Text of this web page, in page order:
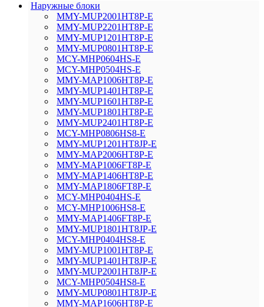
Наружные блоки
MMY-MUP2001HT8P-E
MMY-MUP2201HT8P-E
MMY-MUP1201HT8P-E
MMY-MUP0801HT8P-E
MCY-MHP0604HS-E
MCY-MHP0504HS-E
MMY-MAP1006HT8P-E
MMY-MUP1401HT8P-E
MMY-MUP1601HT8P-E
MMY-MUP1801HT8P-E
MMY-MUP2401HT8P-E
MCY-MHP0806HS8-E
MMY-MUP1201HT8JP-E
MMY-MAP2006HT8P-E
MMY-MAP1006FT8P-E
MMY-MAP1406HT8P-E
MMY-MAP1806FT8P-E
MCY-MHP0404HS-E
MCY-MHP1006HS8-E
MMY-MAP1406FT8P-E
MMY-MUP1801HT8JP-E
MCY-MHP0404HS8-E
MMY-MUP1001HT8P-E
MMY-MUP1401HT8JP-E
MMY-MUP2001HT8JP-E
MCY-MHP0504HS8-E
MMY-MUP0801HT8JP-E
MMY-MAP1606HT8P-E